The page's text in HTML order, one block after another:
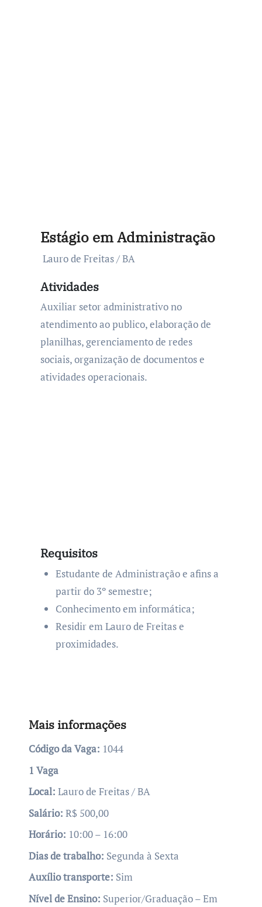
Estágio em Administração
Lauro de Freitas / BA
Atividades
Auxiliar setor administrativo no
atendimento ao publico, elaboração de
planilhas, gerenciamento de redes
sociais, organização de documentos e
atividades operacionais.
Requisitos
Estudante de Administração e afins a
partir do 3º semestre;
Conhecimento em informática;
Residir em Lauro de Freitas e
proximidades.
Mais informações
Código da Vaga: 1044
1 Vaga
Local: Lauro de Freitas / BA
Salário: R$ 500,00
Horário: 10:00 – 16:00
Dias de trabalho: Segunda à Sexta
Auxílio transporte: Sim
Nível de Ensino: Superior/Graduação – Em